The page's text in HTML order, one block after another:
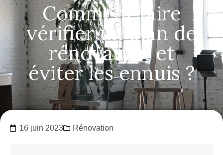
Comment faire
vérifier un plan de
rénovation et
éviter les ennuis ?
16 juin 2023 Rénovation